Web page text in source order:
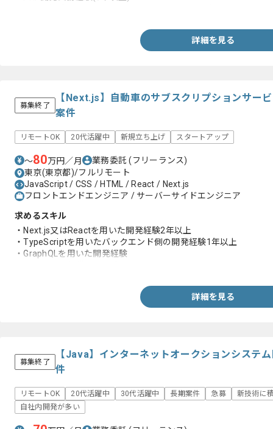
詳細を見る
募集終了
【Next.js】自動車のサブスクリプションサー
案件
リモートOK 20代活躍中 新規立ち上げ スタートアップ
〜80万円／月 業務委託(フリーランス)
東京(東京都)/フルリモート
JavaScript / CSS / HTML / React / Next.js
フロントエンドエンジニア / サーバーサイドエンジニア
求めるスキル
・Next.js又はReactを用いた開発経験2年以上
・TypeScriptを用いたバックエンド側の開発経験1年以上
・GraphQLを用いた開発経験
詳細を見る
募集終了
【Java】インターネットオークションシステ
件
リモートOK 20代活躍中 30代活躍中 長期案件 急募
新技術に
自社内開発が多い